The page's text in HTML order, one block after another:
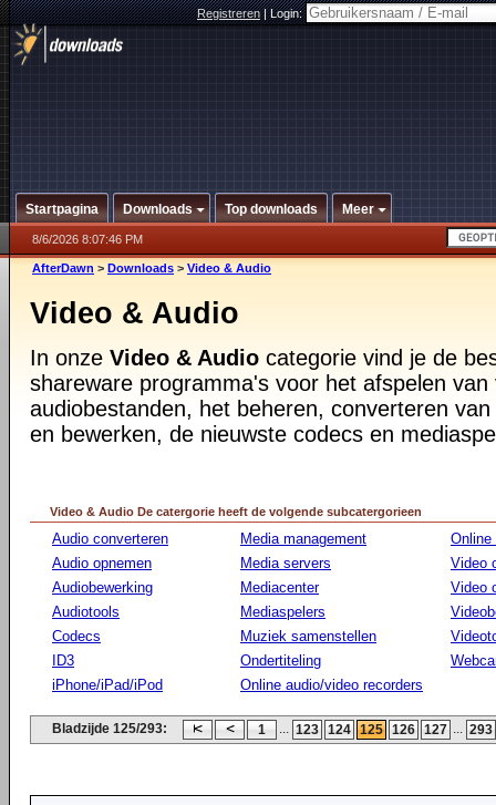
Registreren|Login:
Startpagina Downloads Top downloads Meer
8/6/2026 8:07:46 PM
AfterDawn > Downloads > Video & Audio
Video & Audio
In onze Video & Audio categorie vind je de
shareware programma's voor het afspelen van
audiobestanden, het beheren, converteren
en bewerken, de nieuwste codecs en
Video & Audio De catergorie heeft de volgende subcatergorieen
Audio converteren
Audio opnemen
Audiobewerking
Audiotools
Codecs
ID3
iPhone/iPad/iPod
Media management
Media servers
Mediacenter
Mediaspelers
Muziek samenstellen
Ondertiteling
Online audio/video recorders
Online
Video
Video
Bladzijde 125/293: 1 ... 123 124 125 126 127 ... 293